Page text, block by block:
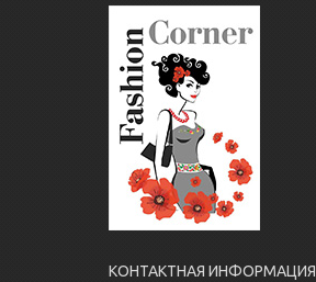
КОНТАКТНАЯ ИНФОРМАЦИЯ